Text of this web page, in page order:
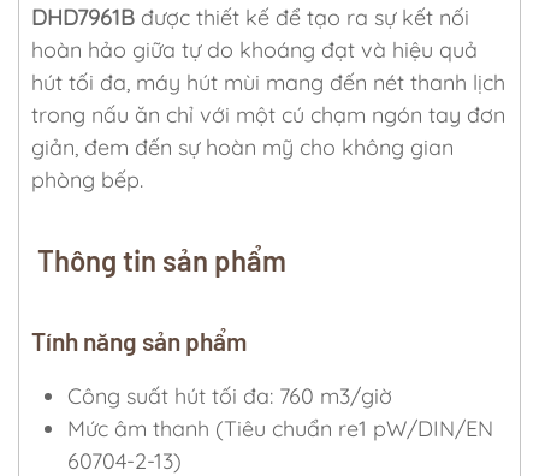
DHD7961B được thiết kế để tạo ra sự kết nối
hoàn hảo giữa tự do khoáng đạt và hiệu quả
hút tối đa, máy hút mùi mang đến nét thanh lịch
trong nấu ăn chỉ với một cú chạm ngón tay đơn
giản, đem đến sự hoàn mỹ cho không gian
phòng bếp.
Thông tin sản phẩm
Tính năng sản phẩm
Công suất hút tối đa: 760 m3/giờ
Mức âm thanh (Tiêu chuẩn re1 pW/DIN/EN
60704-2-13)